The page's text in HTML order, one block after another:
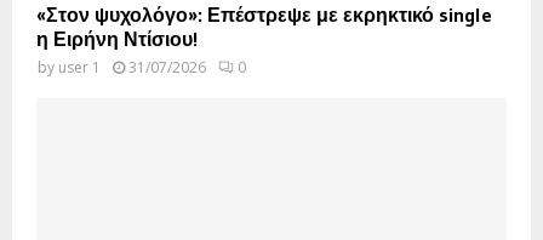
«Στον ψυχολόγο»: Επέστρεψε με εκρηκτικό single
η Ειρήνη Ντίσιου!
by user 1 31/07/2026 0